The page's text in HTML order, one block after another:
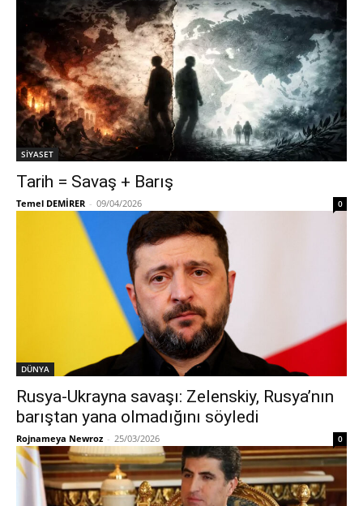
SİYASET
Tarih = Savaş + Barış
Temel DEMİRER - 09/04/2026 0
DÜNYA
Rusya-Ukrayna savaşı: Zelenskiy, Rusya’nın
barıştan yana olmadığını söyledi
Rojnameya Newroz - 25/03/2026 0